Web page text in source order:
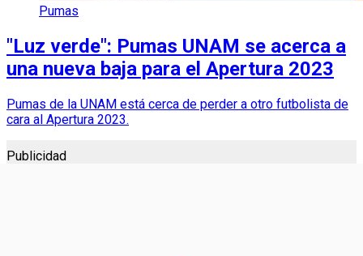
Pumas
"Luz verde": Pumas UNAM se acerca a
una nueva baja para el Apertura 2023
Pumas de la UNAM está cerca de perder a otro futbolista de
cara al Apertura 2023.
Publicidad